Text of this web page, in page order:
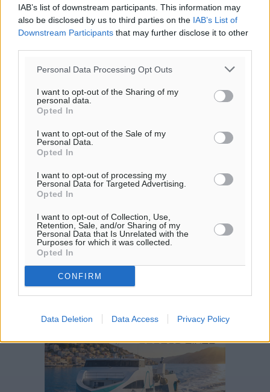
IAB’s list of downstream participants. This information may
also be disclosed by us to third parties on the IAB’s List of
Downstream Participants that may further disclose it to other
Personal Data Processing Opt Outs
I want to opt-out of the Sharing of my
personal data.
Opted In
I want to opt-out of the Sale of my
Personal Data.
Opted In
I want to opt-out of processing my
Personal Data for Targeted Advertising.
Opted In
I want to opt-out of Collection, Use,
Retention, Sale, and/or Sharing of my
Personal Data that Is Unrelated with the
Purposes for which it was collected.
Opted In
CONFIRM
Data Deletion Data Access Privacy Policy
Γ. Χατζημάρκος: “Δύο μεγάλες δεσμεύσεις Γεωργιάδη” –
Κίνητρα για τους γιατρούς των νησιών και συνεργασία
Ρόδου με το Αττικόν για το Ακτινοθεραπευτικό
Τοπικές Ειδήσεις• πριν 6 ώρες
Σούπερ μάρκετ: Διευρύνεται η εθνική πρωτοβουλία για τις
τιμές – Eρχονται νέες συμμετοχές εταιρειών
Ειδήσεις•
στο Νότιο Αιγαίο
Τοπικές Ειδήσεις •
15 Αυγούστου 2026: Πώς θα πληρωθούν όσοι εργαστούν την
αργία – Τι ισχύει για πενθήμερο, εξαήμερο και άδειες
Ειδήσεις• πριν 6 ώρες
Πλούσιο πολιτιστικό πρόγραμμα τον Αύγουστο από τον Δήμο
Πολιτιστικά πριν 7 ώρες
Βασίλης Υψηλάντης: Ξεμπλοκάρει η έκδοση και
παραχώρηση οριστικών τίτλων κυριότητας για 224 εργατικές
κατοικίες στη Ρόδο